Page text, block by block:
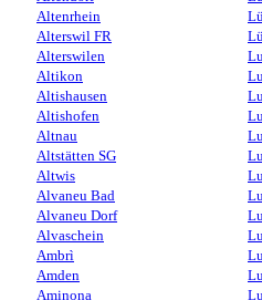
Altenrhein
Alterswil FR
Alterswilen
Altikon
Altishausen
Altishofen
Altnau
Altstätten SG
Altwis
Alvaneu Bad
Alvaneu Dorf
Alvaschein
Ambrì
Amden
Aminona